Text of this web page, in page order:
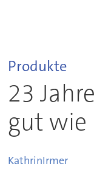
Produkte
23
gut wie
KathrinIrmer